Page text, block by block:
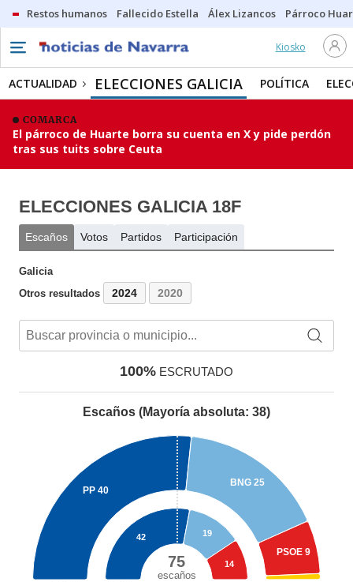
Restos humanos Fallecido Estella Álex Lizancos Párroco
Kiosko
ACTUALIDAD ELECCIONES GALICIA POLÍTICA
COMARCA
El párroco de Huarte borra su cuenta en X y pide perdón
tras sus tuits sobre Ceuta